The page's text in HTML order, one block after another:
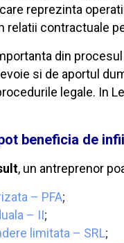
reprezinta
relatii contractuale
din
si de aportul
legale. In
beneficia de
, un antreprenor
– PFA;
– II;
limitata – SRL;